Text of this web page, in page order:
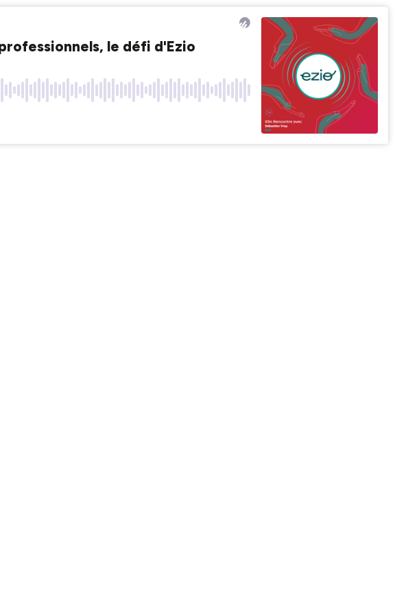
le défi d'Ezio